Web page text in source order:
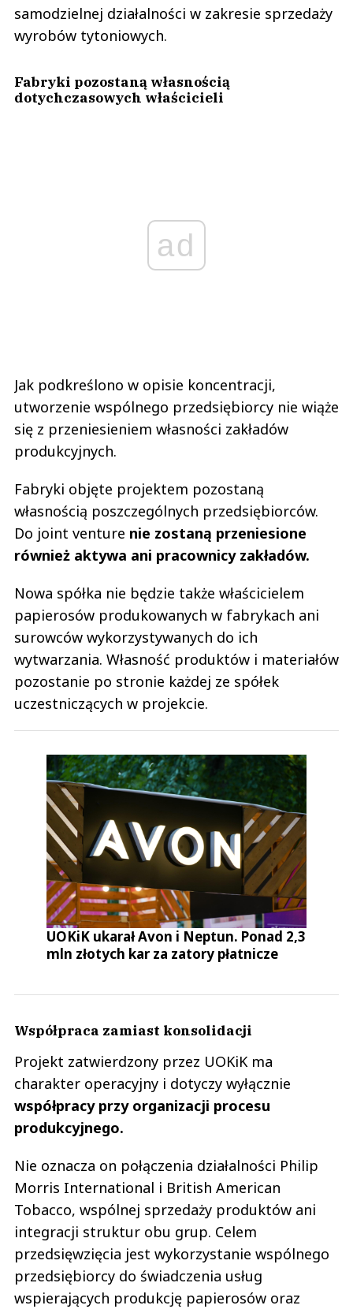
samodzielnej działalności w zakresie sprzedaży
wyrobów tytoniowych.
Fabryki pozostaną własnością
dotychczasowych właścicieli
ad
Jak podkreślono w opisie koncentracji,
utworzenie wspólnego przedsiębiorcy nie wiąże
się z przeniesieniem własności zakładów
produkcyjnych.
Fabryki objęte projektem pozostaną
własnością poszczególnych przedsiębiorców.
Do joint venture nie zostaną przeniesione
również aktywa ani pracownicy zakładów.
Nowa spółka nie będzie także właścicielem
papierosów produkowanych w fabrykach ani
surowców wykorzystywanych do ich
wytwarzania. Własność produktów i materiałów
pozostanie po stronie każdej ze spółek
uczestniczących w projekcie.
UOKiK ukarał Avon i Neptun. Ponad 2,3
mln złotych kar za zatory płatnicze
Współpraca zamiast konsolidacji
Projekt zatwierdzony przez UOKiK ma
charakter operacyjny i dotyczy wyłącznie
współpracy przy organizacji procesu
produkcyjnego.
Nie oznacza on połączenia działalności Philip
Morris International i British American
Tobacco, wspólnej sprzedaży produktów ani
integracji struktur obu grup. Celem
przedsięwzięcia jest wykorzystanie wspólnego
przedsiębiorcy do świadczenia usług
wspierających produkcję papierosów oraz